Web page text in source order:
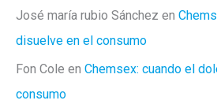
José maría rubio Sánchez en
disuelve en el consumo
Fon Cole en Chemsex: cuando el
consumo